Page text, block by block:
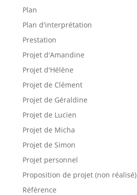
Plan
Plan d'interprétation
Prestation
Projet d'Amandine
Projet d'Hélène
Projet de Clément
Projet de Géraldine
Projet de Lucien
Projet de Micha
Projet de Simon
Projet personnel
Proposition de projet (non réalisé)
Référence